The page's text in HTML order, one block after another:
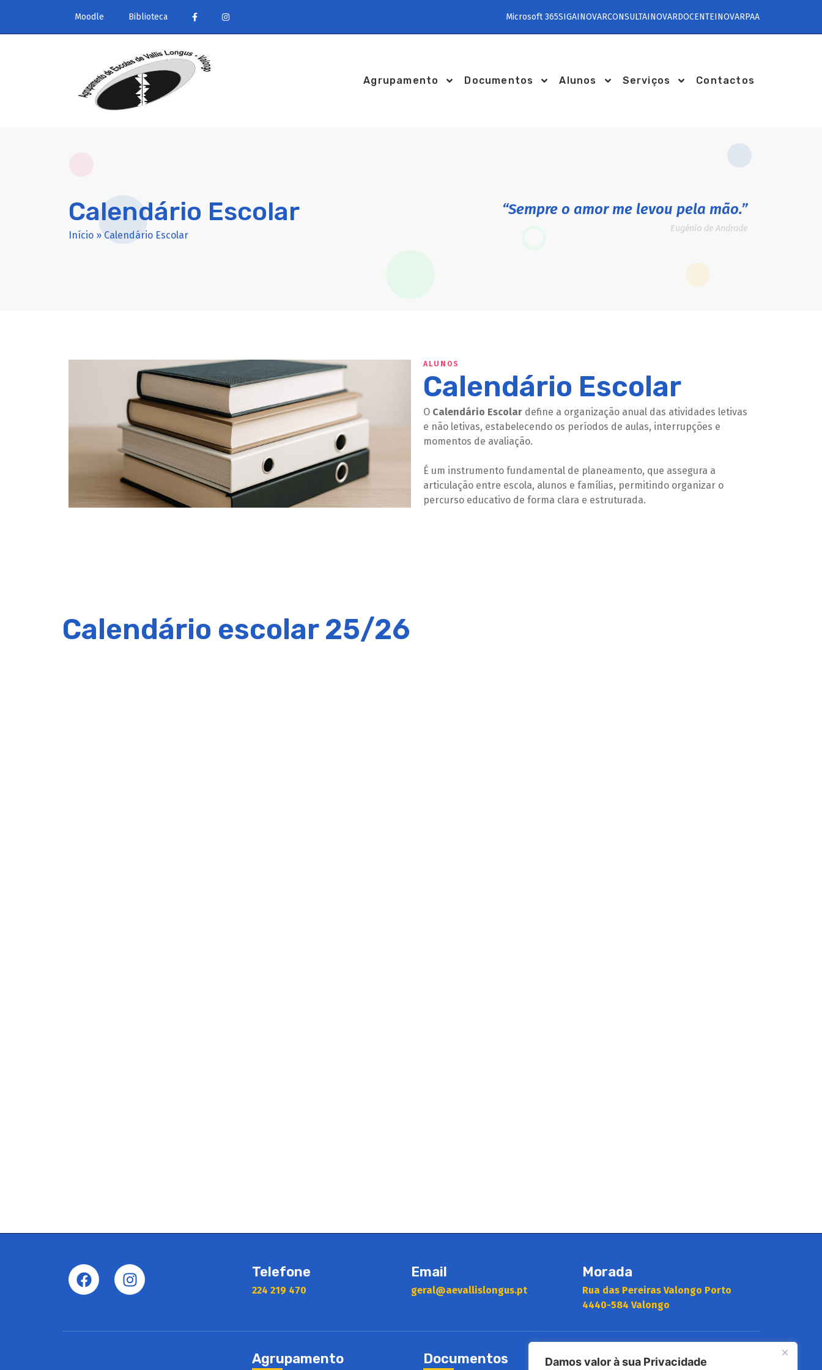
Damos valor à sua Privacidade
Moodle Biblioteca Microsoft 365SIGAINOVARCONSULTAINOVARDOCENTEINOVARPAA
Agrupamento Documentos Alunos Serviços Contactos
Calendário Escolar
Início » Calendário Escolar
“Sempre o amor me levou pela mão.”
Eugénio de Andrade
ALUNOS
Calendário Escolar
O Calendário Escolar define a organização anual das atividades letivas
e não letivas, estabelecendo os períodos de aulas, interrupções e
momentos de avaliação.
É um instrumento fundamental de planeamento, que assegura a
articulação entre escola, alunos e famílias, permitindo organizar o
percurso educativo de forma clara e estruturada.
Calendário escolar 25/26
Telefone
224 219 470
Email
geral@aevallislongus.pt
Morada
Rua das Pereiras Valongo Porto
4440-584 Valongo
Agrupamento Documentos Site